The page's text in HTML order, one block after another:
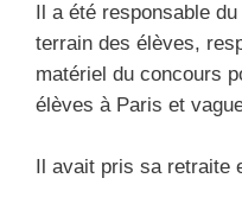
Il a été responsable
terrain des élèves,
matériel du concours
élèves à Paris et
Il avait pris sa retraite